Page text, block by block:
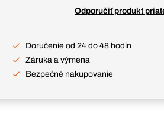
Odporučiť produkt
Doručenie od 24 do 48 hodín
Záruka a výmena
Bezpečné nakupovanie